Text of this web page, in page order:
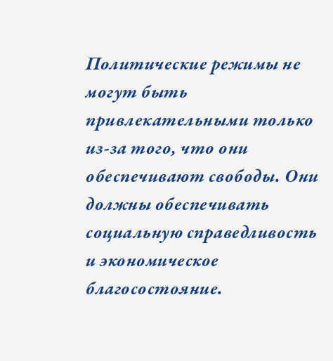
Политические режимы не
могут быть
привлекательными только
из-за того, что они
обеспечивают свободы. Они
должны обеспечивать
социальную справедливость
и экономическое
благосостояние.